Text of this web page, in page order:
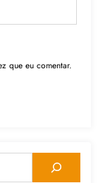
que eu comentar.